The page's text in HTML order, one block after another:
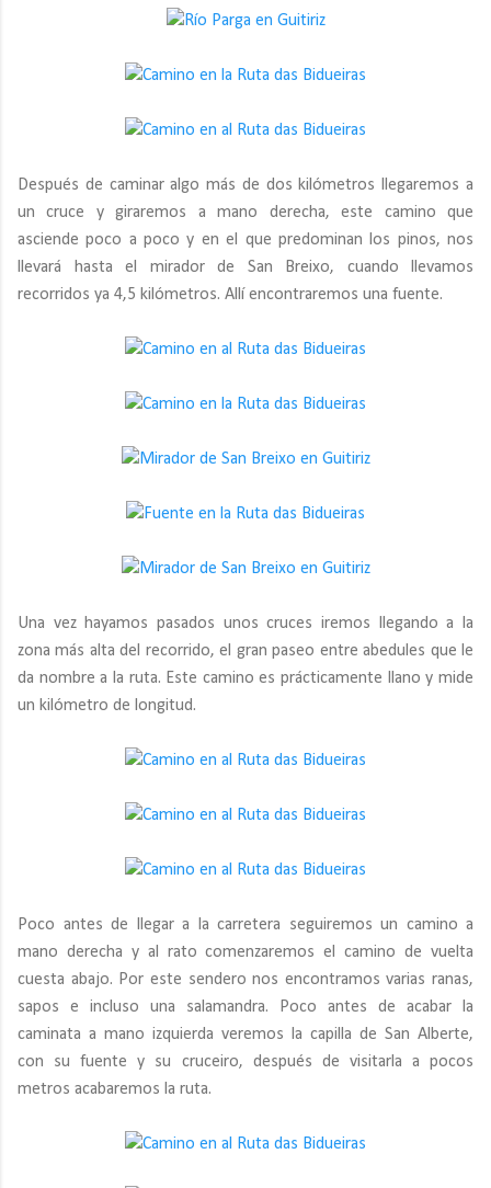
Después de caminar algo más de dos kilómetros llegaremos a
un cruce y giraremos a mano derecha, este camino que
asciende poco a poco y en el que predominan los pinos, nos
llevará hasta el mirador de San Breixo, cuando llevamos
recorridos ya 4,5 kilómetros. Allí encontraremos una fuente.
Una vez hayamos pasados unos cruces iremos llegando a la
zona más alta del recorrido, el gran paseo entre abedules que le
da nombre a la ruta. Este camino es prácticamente llano y mide
un kilómetro de longitud.
Poco antes de llegar a la carretera seguiremos un camino a
mano derecha y al rato comenzaremos el camino de vuelta
cuesta abajo. Por este sendero nos encontramos varias ranas,
sapos e incluso una salamandra. Poco antes de acabar la
caminata a mano izquierda veremos la capilla de San Alberte,
con su fuente y su cruceiro, después de visitarla a pocos
metros acabaremos la ruta.